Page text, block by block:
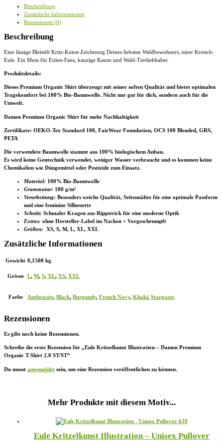
Premium
2.0
Menge
Beschreibung
Zusätzliche Informationen
Rezensionen (0)
Beschreibung
Eine lässige Bleistift Kritz-Kunst-Zeichnung Deines liebsten Waldbewohners, einer Kreisch-
Eule. Ein Muss für Eulen-Fans, kauzige Kauze und Wald-Tierliebhaber.
Produktdetails:
Dieses Premium Organic Shirt überzeugt mit seiner soften Qualität und bietet optimalen
Tragekomfort bei 100% Bio-Baumwolle. Nicht nur gut für dich, sondern auch für die
Umwelt.
Damen Premium Organic Shirt für mehr Nachhaltigkeit
Zertifikate: OEKO-Tex Standard 100, FairWear Foundation, OCS 100 Blended, GRS,
PETA
Die verwendete Baumwolle stammt aus 100% biologischem Anbau.
Es wird keine Gentechnik verwendet, weniger Wasser verbraucht und es kommen keine
Chemikalien wie Düngemittel oder Pestizide zum Einsatz.
Material: 100% Bio-Baumwolle
Grammatur: 180 g/m²
Verarbeitung: Besonders weiche Qualität, Seitennähte für eine optimale Passform
und eine feminine Silhouette
Schnitt: Schmaler Kragen aus Rippstrick für eine moderne Optik
Extras: ohne Hersteller-Label im Nacken + Vorgeschrumpft
Größen: XS, S, M, L, XL, XXL
Zusätzliche Informationen
Gewicht 0,1500 kg
Grösse L, M, S, XL, XS, XXL
Farbe Anthracite, Black, Burgundy, French Navy, Khaki, Stargazer
Rezensionen
Es gibt noch keine Rezensionen.
Schreibe die erste Rezension für „Eule Kritzelkunst Illustration – Damen Premium
Organic T-Shirt 2.0 ST/ST“
Du musst angemeldet sein, um eine Rezension veröffentlichen zu können.
Mehr Produkte mit diesem Motiv...
Eule Kritzelkunst Illustration – Unisex Pullover